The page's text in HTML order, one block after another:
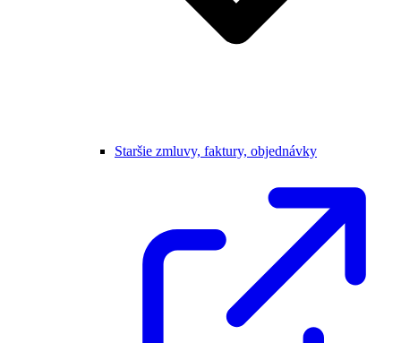
Staršie zmluvy, faktury, objednávky